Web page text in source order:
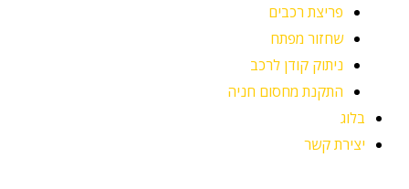
פריצת רכבים
שחזור מפתח
ניתוק קודן לרכב
התקנת מחסום חניה
בלוג
יצירת קשר